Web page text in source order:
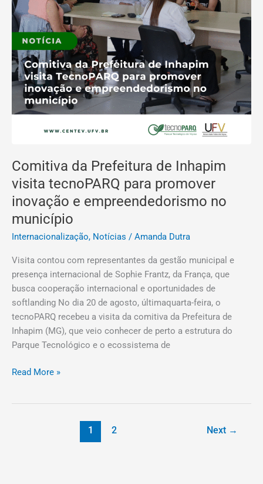
Comitiva da Prefeitura de Inhapim
visita tecnoPARQ para promover
inovação e empreendedorismo no
município
Internacionalização, Notícias / Amanda Dutra
Visita contou com representantes da gestão municipal e
presença internacional de Sophie Frantz, da França, que
busca cooperação internacional e oportunidades de
softlanding No dia 20 de agosto, últimaquarta-feira, o
tecnoPARQ recebeu a visita da comitiva da Prefeitura de
Inhapim (MG), que veio conhecer de perto a estrutura do
Parque Tecnológico e o ecossistema de
empreendedorismo
no
município
Read More »
1 2 Next →